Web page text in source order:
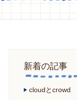
新着の記事
cloudとcrowd